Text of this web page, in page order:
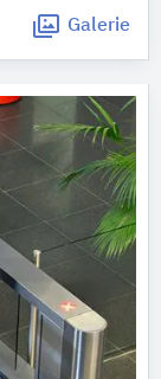
Galerie